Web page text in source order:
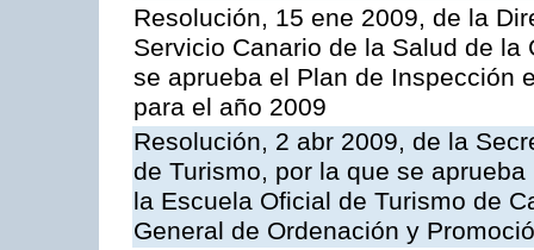
Resolución, 15 ene 2009, de la
Servicio Canario de la Salud de
se aprueba el Plan de Inspección
para el año 2009
Resolución, 2 abr 2009, de la
de Turismo, por la que se
la Escuela Oficial de Turismo de
General de Ordenación y